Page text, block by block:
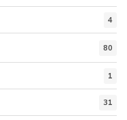
4
80
1
31